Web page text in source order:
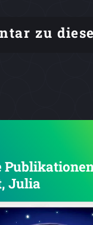
zu
Julia